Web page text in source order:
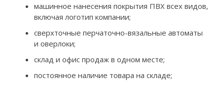
машинное нанесения покрытия ПВХ всех видов,
включая логотип компании;
сверхточные перчаточно-вязальные автоматы
и оверлоки;
склад и офис продаж в одном месте;
постоянное наличие товара на складе;